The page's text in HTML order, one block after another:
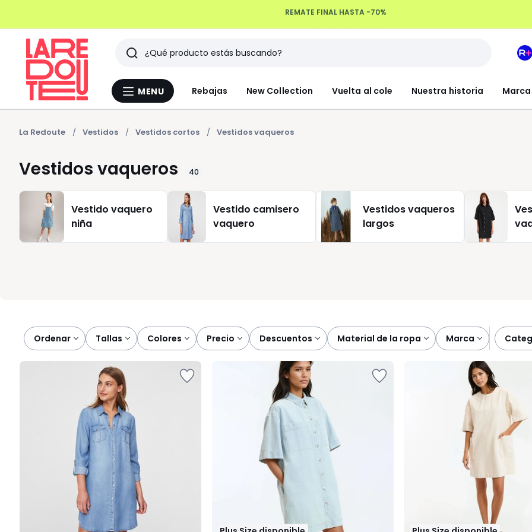
Devoluciones hasta 100 días
Menu
MENU Rebajas New Collection Vuelta al cole Nuestra historia
Buscar
Últimos
artículos
vistos
Mi
La Redoute Vestidos Vestidos cortos Vestidos vaqueros
Vestidos vaqueros 40
Vestido vaquero
niña
Vestido camisero
vaquero
Vestidos vaqueros
largos
Ordenar
tallas colores precio descuentos material de la ropa marca